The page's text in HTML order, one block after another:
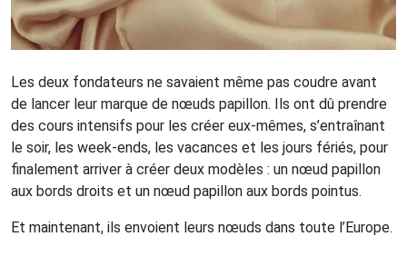
Les deux fondateurs ne savaient même pas coudre avant
de lancer leur marque de nœuds papillon. Ils ont dû prendre
des cours intensifs pour les créer eux-mêmes, s’entraînant
le soir, les week-ends, les vacances et les jours fériés, pour
finalement arriver à créer deux modèles : un nœud papillon
aux bords droits et un nœud papillon aux bords pointus.
Et maintenant, ils envoient leurs nœuds dans toute l’Europe.